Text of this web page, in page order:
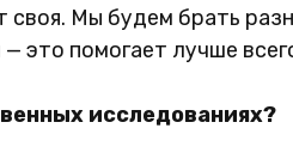
своя. Мы будем брать
это помогает лучше
исследованиях?